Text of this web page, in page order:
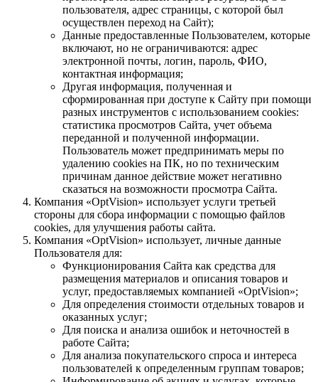
пользователя, адрес страницы, с которой был
осуществлен переход на Сайт);
Данные предоставленные Пользователем, которые
включают, но не ограничиваются: адрес
электронной почты, логин, пароль, ФИО,
контактная информация;
Другая информация, полученная и
сформированная при доступе к Сайту при помощи
разных инструментов с использованием cookies:
статистика просмотров Сайта, учет объема
переданной и полученной информации.
Пользователь может предпринимать меры по
удалению cookies на ПК, но по техническим
причинам данное действие может негативно
сказаться на возможности просмотра Сайта.
Компания «OptVision» использует услуги третьей
стороны для сбора информации с помощью файлов
cookies, для улучшения работы сайта.
Компания «OptVision» использует, личные данные
Пользователя для:
Функционирования Сайта как средства для
размещения материалов и описания товаров и
услуг, предоставляемых компанией «OptVision»;
Для определения стоимости отдельных товаров и
оказанных услуг;
Для поиска и анализа ошибок и неточностей в
работе Сайта;
Для анализа покупательского спроса и интереса
пользователей к определенным группам товаров;